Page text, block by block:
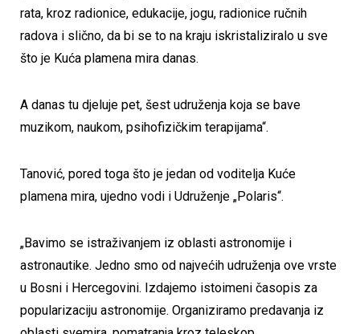
rata, kroz radionice, edukacije, jogu, radionice ručnih
radova i slično, da bi se to na kraju iskristaliziralo u sve
što je Kuća plamena mira danas.
A danas tu djeluje pet, šest udruženja koja se bave
muzikom, naukom, psihofizičkim terapijama“.
Tanović, pored toga što je jedan od voditelja Kuće
plamena mira, ujedno vodi i Udruženje „Polaris“.
„Bavimo se istraživanjem iz oblasti astronomije i
astronautike. Jedno smo od najvećih udruženja ove vrste
u Bosni i Hercegovini. Izdajemo istoimeni časopis za
popularizaciju astronomije. Organiziramo predavanja iz